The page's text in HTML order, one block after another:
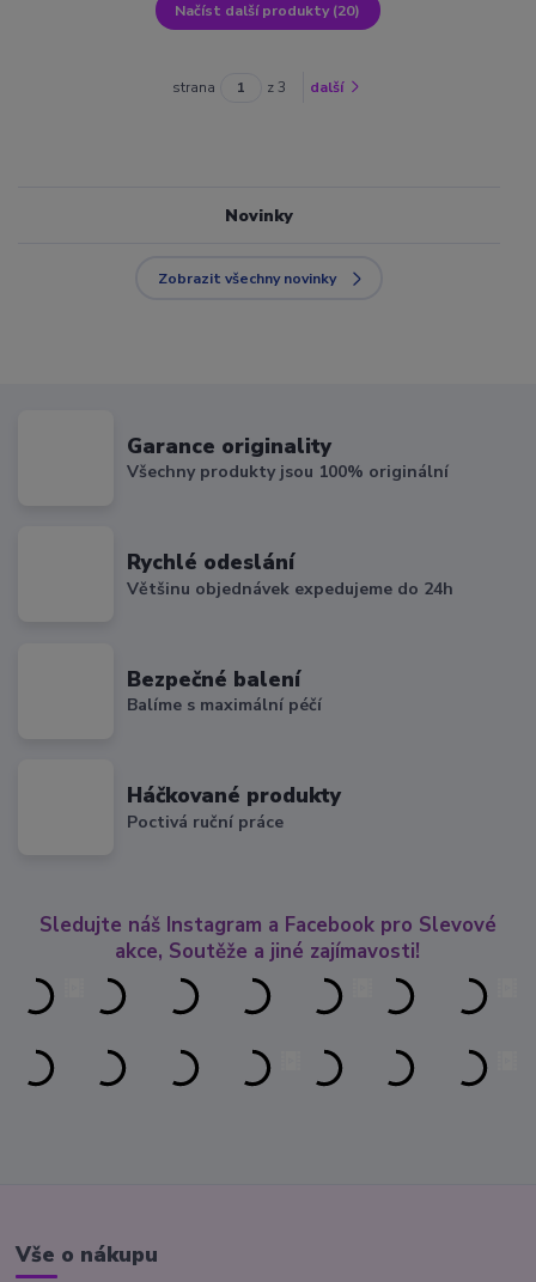
Načíst další produkty (20)
strana z 3 další
Novinky
Zobrazit všechny novinky
Garance originality
Všechny produkty jsou 100% originální
Rychlé odeslání
Většinu objednávek expedujeme do 24h
Bezpečné balení
Balíme s maximální péčí
Háčkované produkty
Poctivá ruční práce
Sledujte náš Instagram a Facebook pro Slevové
akce, Soutěže a jiné zajímavosti!
Vše o nákupu